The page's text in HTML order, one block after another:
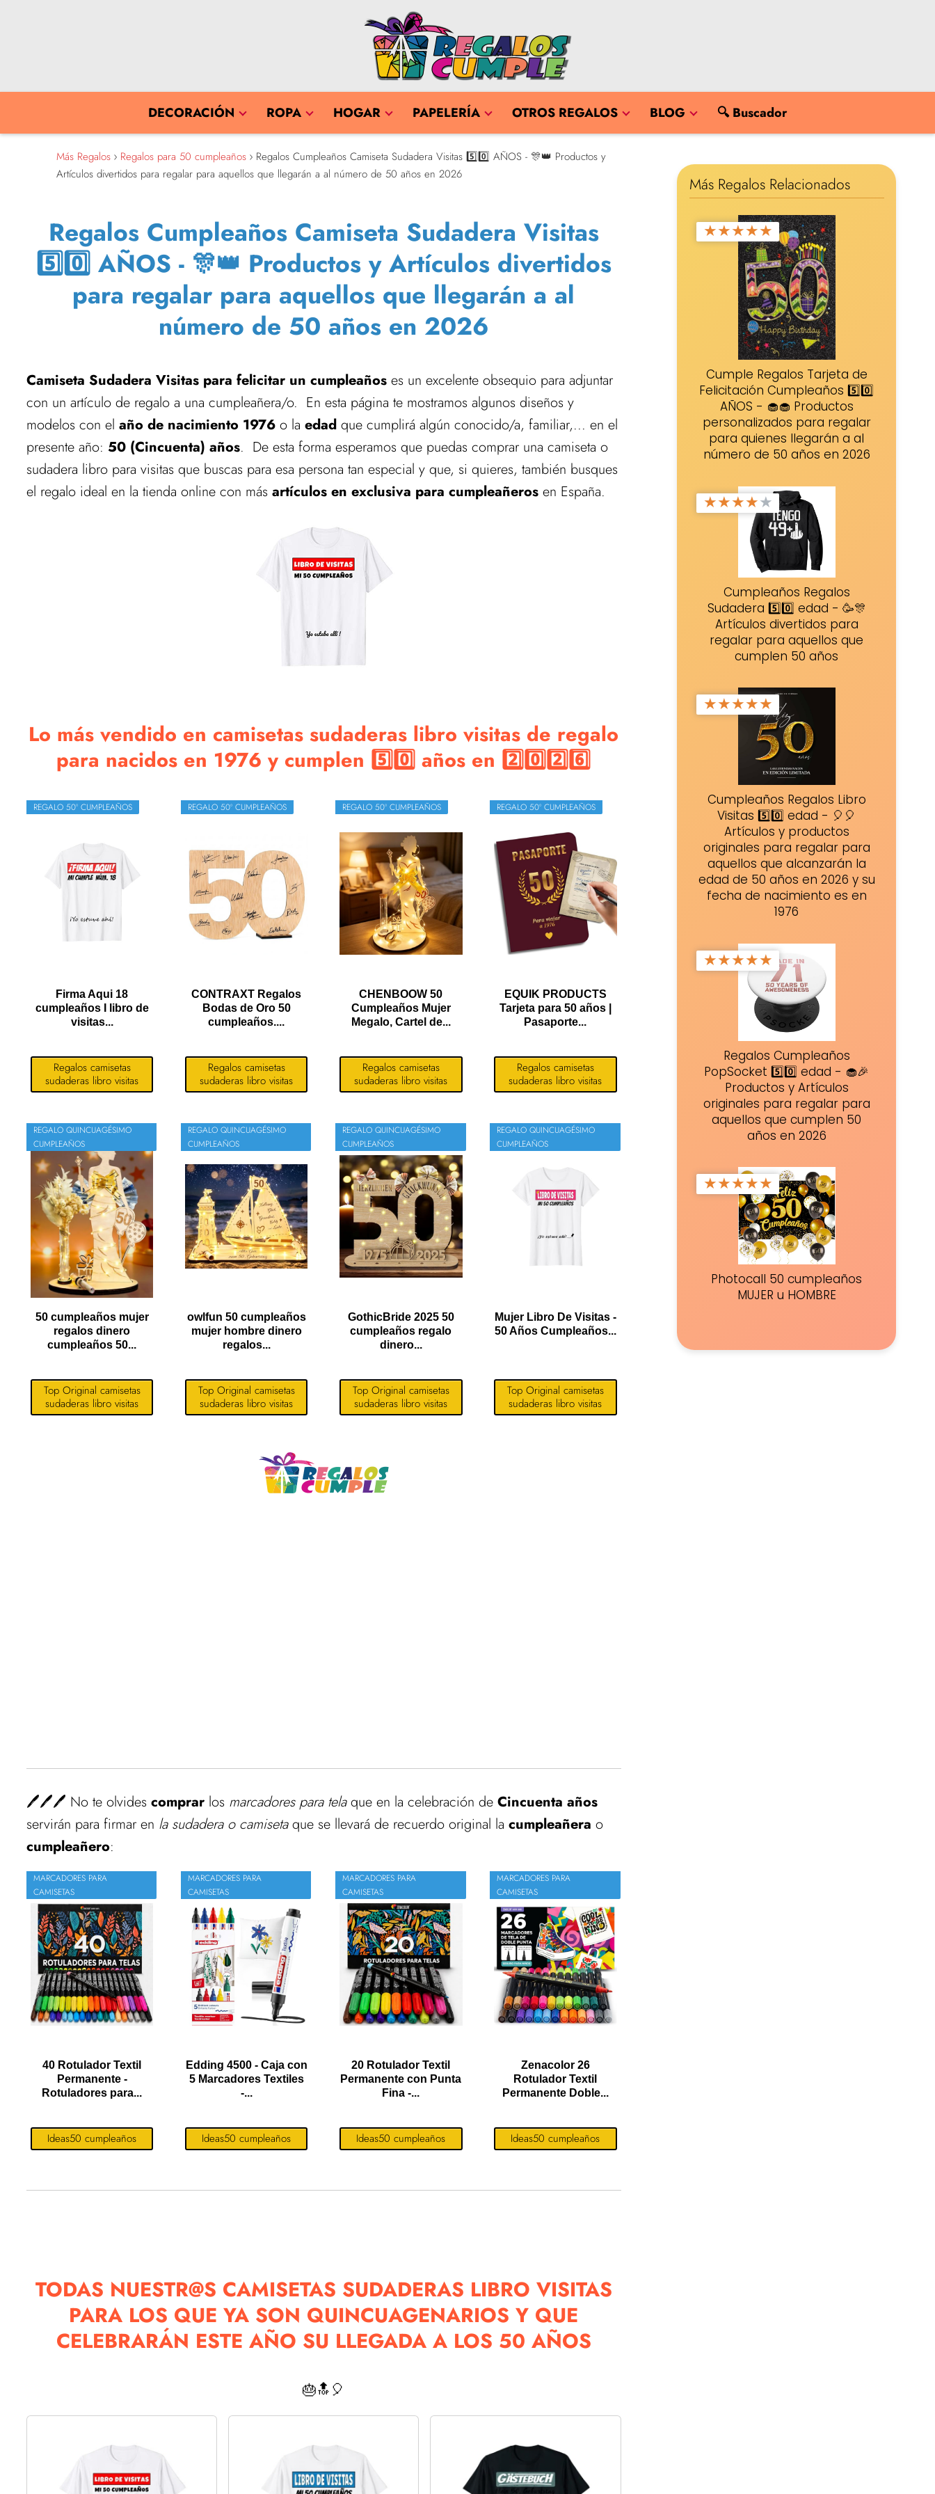
DECORACIÓN ROPA HOGAR PAPELERÍA OTROS REGALOS BLOG 🔍 Buscador
Más Regalos Regalos para 50 cumpleaños
Regalos Cumpleaños Camiseta Sudadera Visitas 5️⃣0️⃣ AÑOS - 🎊👑 Productos y
Artículos divertidos para regalar para aquellos que llegarán a al número de 50 años en 2026
Regalos Cumpleaños Camiseta Sudadera Visitas
5️⃣0️⃣ AÑOS - 🎊👑 Productos y Artículos divertidos
para regalar para aquellos que llegarán a al
número de 50 años en 2026
Camiseta Sudadera Visitas para felicitar un cumpleaños es un excelente obsequio para adjuntar
con un artículo de regalo a una cumpleañera/o. En esta página te mostramos algunos diseños y
modelos con el año de nacimiento 1976 o la edad que cumplirá algún conocido/a, familiar,... en el
presente año: 50 (Cincuenta) años. De esta forma esperamos que puedas comprar una camiseta o
sudadera libro para visitas que buscas para esa persona tan especial y que, si quieres, también busques
el regalo ideal en la tienda online con más artículos en exclusiva para cumpleañeros en España.
Lo más vendido en camisetas sudaderas libro visitas de regalo
para nacidos en 1976 y cumplen 5️⃣0️⃣ años en 2️⃣0️⃣2️⃣6️⃣
REGALO 50º CUMPLEAÑOS
Firma Aqui 18
cumpleaños I libro de
visitas...
Regalos camisetas
sudaderas libro visitas
REGALO 50º CUMPLEAÑOS
CONTRAXT Regalos
Bodas de Oro 50
cumpleaños....
Regalos camisetas
sudaderas libro visitas
REGALO 50º CUMPLEAÑOS
CHENBOOW 50
Cumpleaños Mujer
Megalo, Cartel de...
Regalos camisetas
sudaderas libro visitas
REGALO 50º CUMPLEAÑOS
EQUIK PRODUCTS
Tarjeta para 50 años |
Pasaporte...
Regalos camisetas
sudaderas libro visitas
REGALO QUINCUAGÉSIMO
CUMPLEAÑOS
50 cumpleaños mujer
regalos dinero
cumpleaños 50...
Top Original camisetas
sudaderas libro visitas
REGALO QUINCUAGÉSIMO
CUMPLEAÑOS
owlfun 50 cumpleaños
mujer hombre dinero
regalos...
Top Original camisetas
sudaderas libro visitas
REGALO QUINCUAGÉSIMO
CUMPLEAÑOS
GothicBride 2025 50
cumpleaños regalo
dinero...
Top Original camisetas
sudaderas libro visitas
REGALO QUINCUAGÉSIMO
CUMPLEAÑOS
Mujer Libro De Visitas -
50 Años Cumpleaños...
Top Original camisetas
sudaderas libro visitas
🖊️🖊️🖊️ No te olvides comprar los marcadores para telaque en la celebración de Cincuenta años
servirán para firmar en la sudadera o camisetaque se llevará de recuerdo original la cumpleañera o
cumpleañero:
MARCADORES PARA
CAMISETAS
40 Rotulador Textil
Permanente -
Rotuladores para...
Ideas50 cumpleaños
MARCADORES PARA
CAMISETAS
Edding 4500 - Caja con
5 Marcadores Textiles
-...
Ideas50 cumpleaños
MARCADORES PARA
CAMISETAS
20 Rotulador Textil
Permanente con Punta
Fina -...
Ideas50 cumpleaños
MARCADORES PARA
CAMISETAS
Zenacolor 26
Rotulador Textil
Permanente Doble...
Ideas50 cumpleaños
TODAS NUESTR@S CAMISETAS SUDADERAS LIBRO VISITAS
PARA LOS QUE YA SON QUINCUAGENARIOS Y QUE
CELEBRARÁN ESTE AÑO SU LLEGADA A LOS 50 AÑOS
🎂🔝🎈
Más Regalos Relacionados
★★★★★
Cumple Regalos Tarjeta de
Felicitación Cumpleaños 5️⃣0️⃣
AÑOS - 🧁🧁 Productos
personalizados para regalar
para quienes llegarán a al
número de 50 años en 2026
★★★★★
Cumpleaños Regalos
Sudadera 5️⃣0️⃣ edad - 🥳🎊
Artículos divertidos para
regalar para aquellos que
cumplen 50 años
★★★★★
Cumpleaños Regalos Libro
Visitas 5️⃣0️⃣ edad - 🎈🎈
Artículos y productos
originales para regalar para
aquellos que alcanzarán la
edad de 50 años en 2026 y su
fecha de nacimiento es en
1976
★★★★★
Regalos Cumpleaños
PopSocket 5️⃣0️⃣ edad - 🧁🎉
Productos y Artículos
originales para regalar para
aquellos que cumplen 50
años en 2026
★★★★★
Photocall 50 cumpleaños
MUJER u HOMBRE